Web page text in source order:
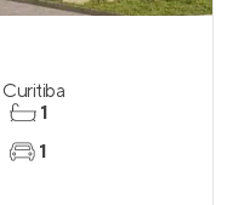
Curitiba
1
1